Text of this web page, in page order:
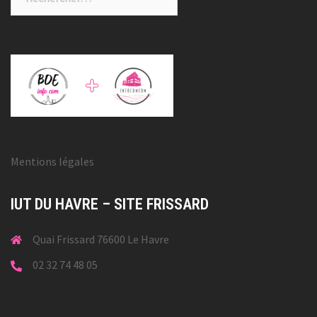
Mentions légales
IUT DU HAVRE – SITE FRISSARD
Quai Frissard 76600 Le Havre
02 32 74 48 05